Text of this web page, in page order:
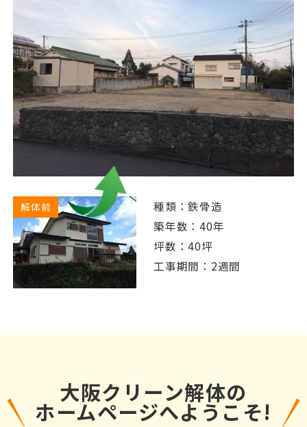
解体前
種類：鉄骨造
築年数：40年
坪数：40坪
工事期間：2週間
大阪クリーン解体の
ホームページへようこそ!